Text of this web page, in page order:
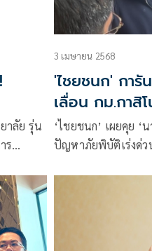
าลัย รุ่น
ร
3 เมษายน 2568
'ไชยชนก' กา
เลื่อน กม.กาสิ
‘ไชยชนก’ เผยคุย
ปัญหาภัยพิบัติเร่งด่ว
บาปสร้างประโยชน์